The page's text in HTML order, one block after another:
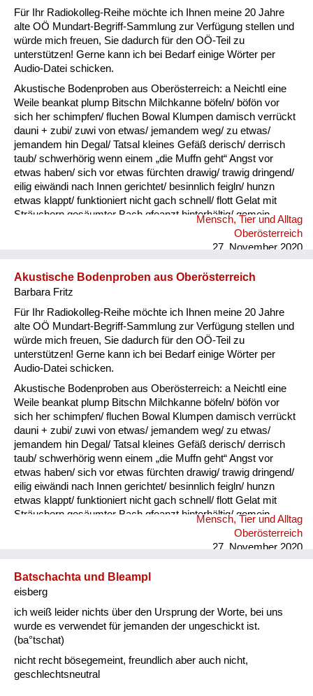
Für Ihr Radiokolleg-Reihe möchte ich Ihnen meine 20 Jahre
alte OÖ Mundart-Begriff-Sammlung zur Verfügung stellen und
würde mich freuen, Sie dadurch für den OÖ-Teil zu
unterstützen! Gerne kann ich bei Bedarf einige Wörter per
Audio-Datei schicken.
Akustische Bodenproben aus Oberösterreich: a Neichtl eine
Weile beankat plump Bitschn Milchkanne böfeln/ böfön vor
sich her schimpfen/ fluchen Bowal Klumpen damisch verrückt
dauni + zubi/ zuwi von etwas/ jemandem weg/ zu etwas/
jemandem hin Degal/ Tatsal kleines Gefäß derisch/ derrisch
taub/ schwerhörig wenn einem „die Muffn geht“ Angst vor
etwas haben/ sich vor etwas fürchten drawig/ trawig dringend/
eilig eiwändi nach Innen gerichtet/ besinnlich feigln/ hunzn
etwas klappt/ funktioniert nicht gach schnell/ flott Gelat mit
Sträuchern gesäumter Bach gfeanzt hinterhältig/ gemein
gnauzn/ gnean jammern Goder Doppelkinn gogatzn
zwitschern griawig nett/ süß Granda Granittrog grawutisch
Bauernhofes, meistens mit Grantiplatten gschamig schüchtern
hantig bitter hawan mit großem Appetit essen heiln Unkraut
jäten hibei + hidau nahe an ...
Mensch, Tier und Alltag
Oberösterreich
27. November 2020
Akustische Bodenproben aus Oberösterreich
Barbara Fritz
Für Ihr Radiokolleg-Reihe möchte ich Ihnen meine 20 Jahre
alte OÖ Mundart-Begriff-Sammlung zur Verfügung stellen und
würde mich freuen, Sie dadurch für den OÖ-Teil zu
unterstützen! Gerne kann ich bei Bedarf einige Wörter per
Audio-Datei schicken.
Akustische Bodenproben aus Oberösterreich: a Neichtl eine
Weile beankat plump Bitschn Milchkanne böfeln/ böfön vor
sich her schimpfen/ fluchen Bowal Klumpen damisch verrückt
dauni + zubi/ zuwi von etwas/ jemandem weg/ zu etwas/
jemandem hin Degal/ Tatsal kleines Gefäß derisch/ derrisch
taub/ schwerhörig wenn einem „die Muffn geht“ Angst vor
etwas haben/ sich vor etwas fürchten drawig/ trawig dringend/
eilig eiwändi nach Innen gerichtet/ besinnlich feigln/ hunzn
etwas klappt/ funktioniert nicht gach schnell/ flott Gelat mit
Sträuchern gesäumter Bach gfeanzt hinterhältig/ gemein
gnauzn/ gnean jammern Goder Doppelkinn gogatzn
zwitschern griawig nett/ süß Granda Granittrog grawutisch
Bauernhofes, meistens mit Grantiplatten gschamig schüchtern
hantig bitter hawan mit großem Appetit essen heiln Unkraut
jäten hibei + hidau nahe an ...
Mensch, Tier und Alltag
Oberösterreich
27. November 2020
Batschachta und Bleampl
eisberg
ich weiß leider nichts über den Ursprung der Worte, bei uns
wurde es verwendet für jemanden der ungeschickt ist.
(ba°tschat)
nicht recht bösegemeint, freundlich aber auch nicht,
geschlechtsneutral